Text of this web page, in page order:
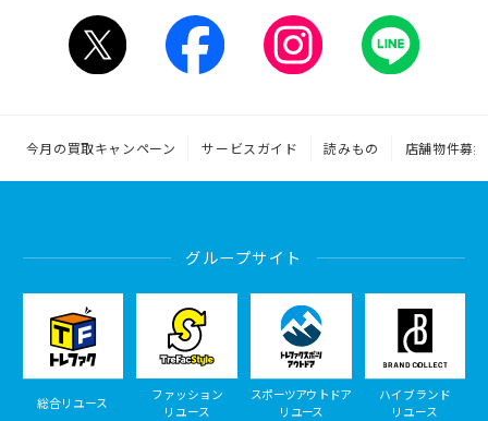
今月の買取キャンペーン サービスガイド 読みもの 店舗物件募集
グループサイト
総合リユース
ファッション
リユース
スポーツアウトドア
リユース
ハイブランド
リユース